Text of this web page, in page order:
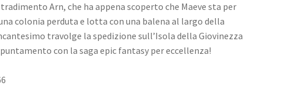
Arn, che ha appena scoperto che Maeve sta per
colonia perduta e lotta con una balena al largo della
travolge la spedizione sull’Isola della Giovinezza
con la saga epic fantasy per eccellenza!